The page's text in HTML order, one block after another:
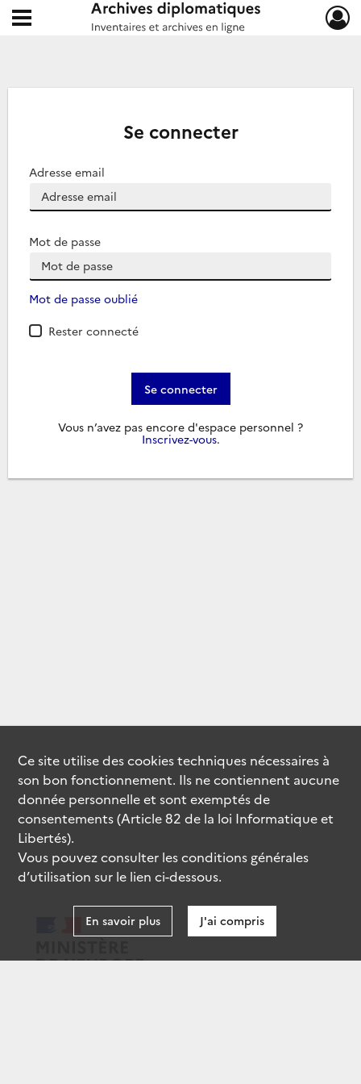
Archives diplomatiques
Ouvrir le menu déroulant
Se connecter
Adresse email
Mot de passe
Mot de passe oublié
Rester connecté
Se connecter
Vous n’avez pas encore d'espace personnel ?
Inscrivez-vous.
Ce site utilise descookiestechniques nécessaires à
son bon fonctionnement. Ils ne contiennent aucune
donnée personnelle et sont exemptés de
consentements (Article 82 de la loi Informatique et
Libertés).
Vous pouvez consulter les conditions générales
d’utilisation sur le lien ci-dessous.
En savoir plus J'ai compris